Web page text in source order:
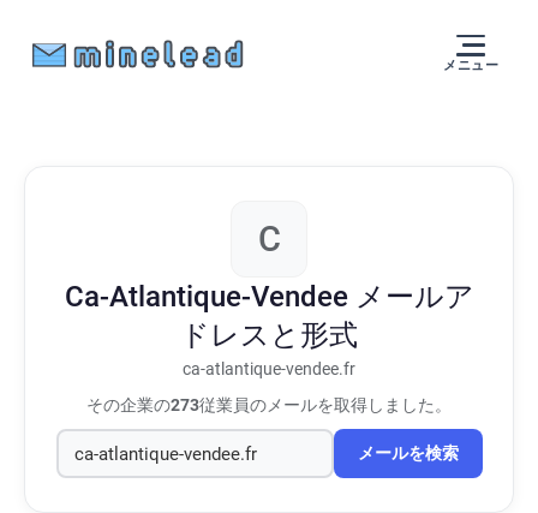
メニュー
C
Ca-Atlantique-Vendee メールア
ドレスと形式
ca-atlantique-vendee.fr
その企業の273従業員のメールを取得しました。
メールを検索